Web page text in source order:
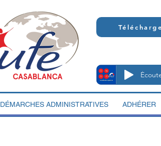
DÉMARCHES ADMINISTRATIVES ADHÉRER